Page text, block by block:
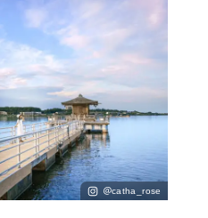
＠catha_rose